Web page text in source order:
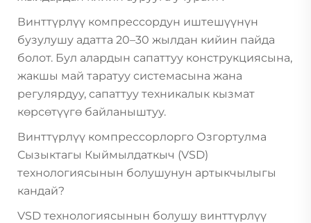
Винттүрлүү компрессордун иштешүүнүн
бузулушу адатта 20–30 жылдан кийин пайда
болот. Бул алардын сапаттуу конструкциясына,
жакшы май таратуу системасына жана
регулярдуу, сапаттуу техникалык кызмат
көрсөтүүгө байланыштуу.
Винттүрлүү компрессорлорго Озгортулма
Сызыктагы Кыймылдаткыч (VSD)
технологиясынын болушунун артыкчылыгы
кандай?
VSD технологиясынын болушу винттүрлүү